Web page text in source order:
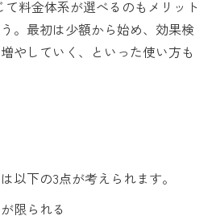
料金体系が選べるのもメリット
。最初は少額から始め、効果検
やしていく、といった使い方も
以下の3点が考えられます。
限られる